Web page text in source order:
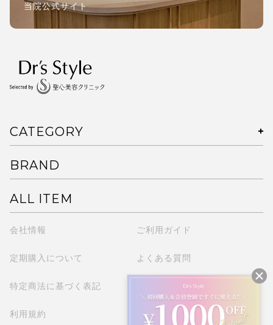
当院公式サイト
CATEGORY
BRAND
ALL ITEM
会社情報 ご利用ガイド
定期購入について よくある質問
特定商法に基づく表記 プライバシーポリシー
利用規約